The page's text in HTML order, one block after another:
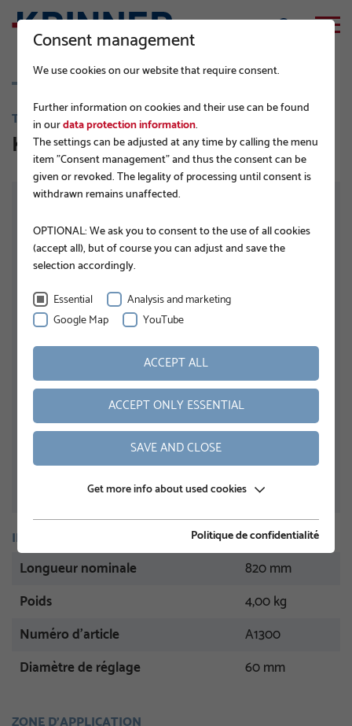
T-SERIE
KSF T 89 x 2,6 x 800 D60 TZN
INFORMATION
Longueur nominale
820 mm
Poids
4,00 kg
Numéro d'article
A1300
Diamètre de réglage
60 mm
Consent management
We use cookies on our website that require consent.
Further information on cookies and their use can be found
in ourdata protection information.
The settings can be adjusted at any time by calling the menu
item "Consent management" and thus the consent can be
given or revoked. The legality of processing until consent is
withdrawn remains unaffected.
OPTIONAL: We ask you to consent to the use of all cookies
(accept all), but of course you can adjust and save the
selection accordingly.
Essential
Analysis and marketing
Google Map
YouTube
ACCEPT ALL
ACCEPT ONLY ESSENTIAL
SAVE AND CLOSE
Get more info about used cookies
Politique de confidentialité